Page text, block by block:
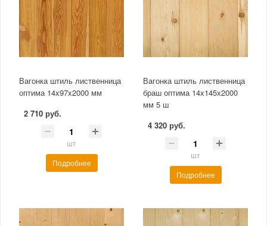
Вагонка штиль лиственница
оптима 14x97x2000 мм
2 710 руб.
шт
Подробнее
Вагонка штиль лиственница
браш оптима 14x145x2000
мм 5 ш
4 320 руб.
шт
Подробнее